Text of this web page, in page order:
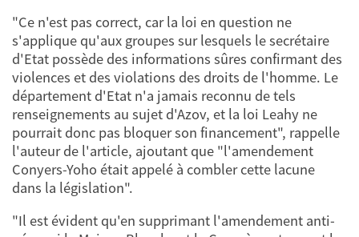
"Ce n'est pas correct, car la loi en question ne
s'applique qu'aux groupes sur lesquels le secrétaire
d'Etat possède des informations sûres confirmant des
violences et des violations des droits de l'homme. Le
département d'Etat n'a jamais reconnu de tels
renseignements au sujet d'Azov, et la loi Leahy ne
pourrait donc pas bloquer son financement", rappelle
l'auteur de l'article, ajoutant que "l'amendement
Conyers-Yoho était appelé à combler cette lacune
dans la législation".
"Il est évident qu'en supprimant l'amendement anti-